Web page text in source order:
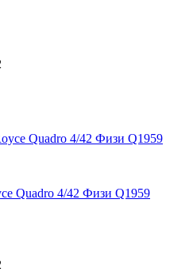
Quadro 4/42 Физи Q1959